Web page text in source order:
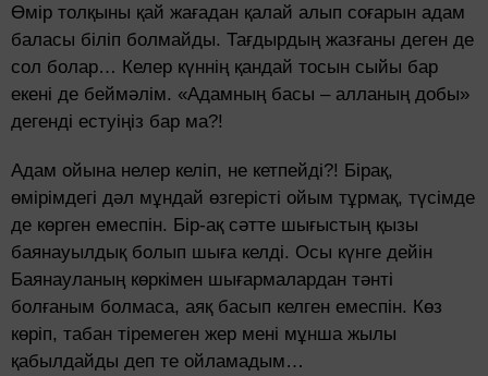
Өмір толқыны қай жағадан қалай алып соғарын адам
баласы біліп болмайды. Тағдырдың жазғаны деген де
сол болар… Келер күннің қандай тосын сыйы бар
екені де беймәлім. «Адамның басы – алланың добы»
дегенді естуіңіз бар ма?!
Адам ойына нелер келіп, не кетпейді?! Бірақ,
өмірімдегі дәл мұндай өзгерісті ойым тұрмақ, түсімде
де көрген емеспін. Бір-ақ сәтте шығыстың қызы
баянауылдық болып шыға келді. Осы күнге дейін
Баянауланың көркімен шығармалардан тәнті
болғаным болмаса, аяқ басып келген емеспін. Көз
көріп, табан тіремеген жер мені мұнша жылы
қабылдайды деп те ойламадым…